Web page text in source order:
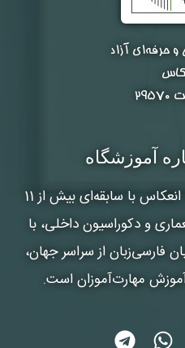
حرفه‌ای آزاد
آموزشگاه
انعکاس
با سابقه‌ای بیش از 11
و دکوراسیون داخلی، با
فارسی‌زبان از سراسر جهان،
مهارت‌آموزان است.